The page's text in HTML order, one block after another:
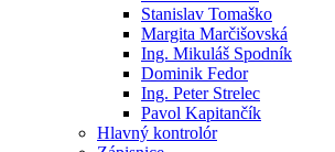
Stanislav Tomaško
Margita Marčišovská
Ing. Mikuláš Spodník
Dominik Fedor
Ing. Peter Strelec
Pavol Kapitančík
Hlavný kontrolór